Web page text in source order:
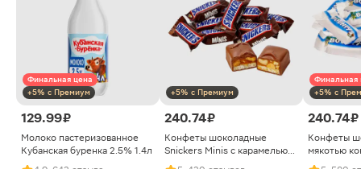
Финальная цена
+5% с Премиум
129.99 ₽
Молоко пастеризованное
Кубанская буренка 2.5% 1.4л
+5% с Премиум
240.74 ₽
Конфеты шоколадные
Snickers Minis с карамелью
арахисом и нугой
Финальная
+5% с
240.74 ₽
Конфеты
мякотью